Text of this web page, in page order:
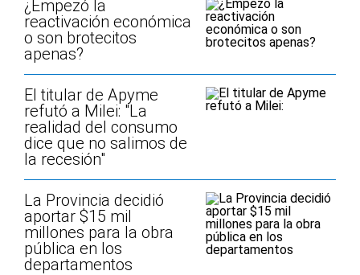
¿Empezó la
reactivación económica
o son brotecitos
apenas?
El titular de Apyme
refutó a Milei: "La
realidad del consumo
dice que no salimos de
la recesión"
La Provincia decidió
aportar $15 mil
millones para la obra
pública en los
departamentos